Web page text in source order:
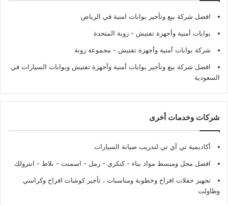
افضل شركة بيع وتأجير بوابات امنية في الرياض
بوابات أمنية وأجهزة تفتيش - زونة المتحدة
شركة بوابات أمنية وأجهزة تفتيش - مجموعة زونة
افضل شركة بيع وتأجير بوابات أمنية وأجهزة تفتيش وبوابات السيارات في
السعودية
شركات وخدمات أخرى
أكاديمية تي أي تي لتدريب صيانة السيارات
افضل محل ومبسط مواد بناء - كنكري - رمل - اسمنت - بلاط - انترولك
تجهيز حفلات افراح وخطوبة ومناسبات ، تأجير كوشات افراح وكراسي
وطاولت